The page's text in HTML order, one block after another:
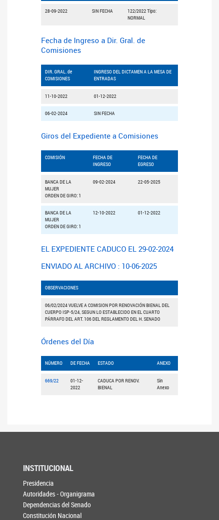
28-09-2022 SIN FECHA
122/2022 Tipo:
NORMAL
Fecha de Ingreso a Dir. Gral. de
Comisiones
DIR. GRAL. de
COMISIONES
INGRESO DEL DICTAMEN A LA MESA DE
ENTRADAS
11-10-2022 01-12-2022
06-02-2024 SIN FECHA
Giros del Expediente a Comisiones
COMISIÓN
FECHA DE
INGRESO
FECHA DE
EGRESO
BANCA DE LA
MUJER
ORDEN DE GIRO: 1
09-02-2024 22-05-2025
BANCA DE LA
MUJER
ORDEN DE GIRO: 1
12-10-2022 01-12-2022
EL EXPEDIENTE CADUCO EL 29-02-2024
ENVIADO AL ARCHIVO : 10-06-2025
OBSERVACIONES
06/02/2024 VUELVE A COMISION POR RENOVACIÓN BIENAL DEL
CUERPO ISP-5/24, SEGUN LO ESTABLECIDO EN EL CUARTO
PÁRRAFO DEL ART. 106 DEL REGLAMENTO DEL H. SENADO
Órdenes del Día
NÚMERO DE FECHA ESTADO ANEXO
669/22
01-12-
2022
CADUCA POR RENOV.
BIENAL
Sin
Anexo
INSTITUCIONAL
Presidencia
Autoridades - Organigrama
Dependencias del Senado
Constitución Nacional